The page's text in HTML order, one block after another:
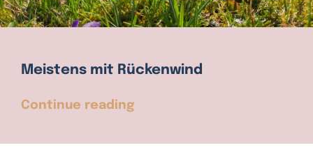
Meistens mit Rückenwind
Continue reading